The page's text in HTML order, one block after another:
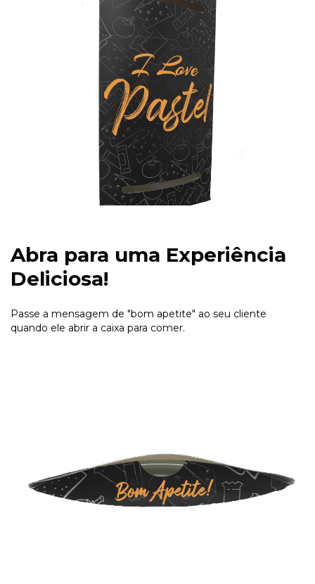
Abra para uma Experiência
Deliciosa!
Passe a mensagem de "bom apetite" ao seu cliente
quando ele abrir a caixa para comer.